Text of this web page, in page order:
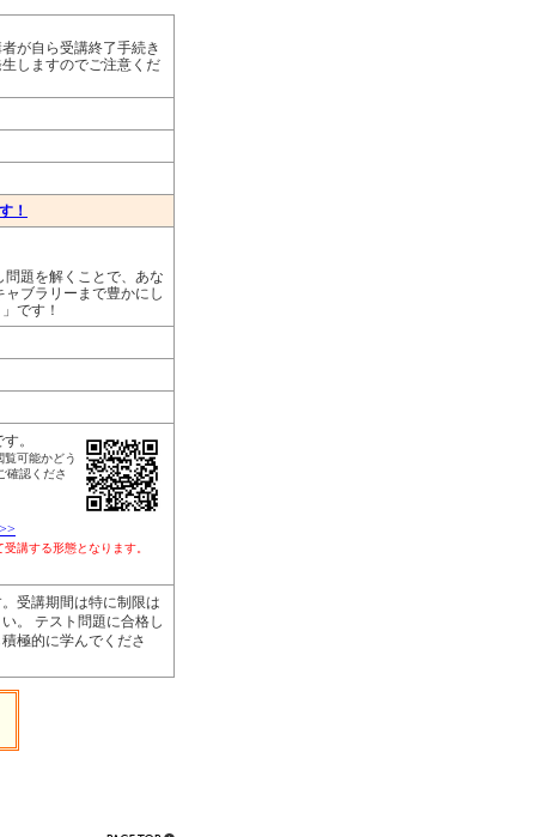
が自ら受講終了手続き
しますのでご注意くだ
！
題を解くことで、あな
ブラリーまで豊かにし
です！
。
可能かどう
確認くださ
受講する形態となります。
受講期間は特に制限は
。 テスト問題に合格し
極的に学んでくださ